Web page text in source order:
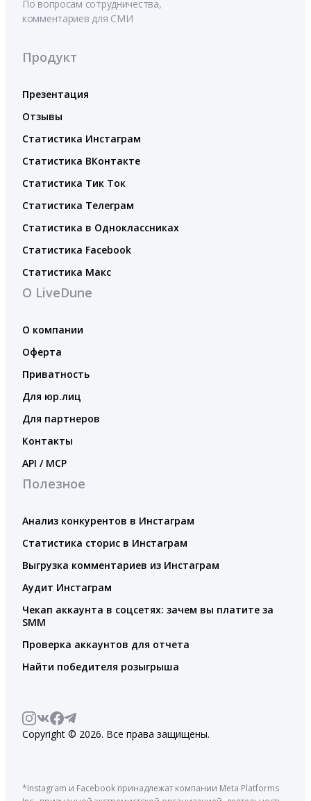
По вопросам сотрудничества,
комментариев для СМИ
Продукт
Презентация
Отзывы
Статистика Инстаграм
Статистика ВКонтакте
Статистика Тик Ток
Статистика Телеграм
Статистика в Одноклассниках
Статистика Facebook
Статистика Макс
О LiveDune
О компании
Оферта
Приватность
Для юр.лиц
Для партнеров
Контакты
API / MCP
Полезное
Анализ конкурентов в Инстаграм
Статистика сторис в Инстаграм
Выгрузка комментариев из Инстаграм
Аудит Инстаграм
Чекап аккаунта в соцсетях: зачем вы платите за
SMM
Проверка аккаунтов для отчета
Найти победителя розыгрыша
Copyright © 2026. Все права защищены.
*Instagram и Facebook принадлежат компании Meta Platforms